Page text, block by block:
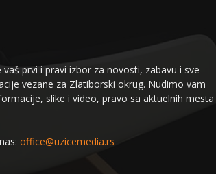
vaš prvi i pravi izbor za novosti, zabavu i sve
vezane za Zlatiborski okrug. Nudimo vam
slike i video, pravo sa aktuelnih mesta
office@uzicemedia.rs